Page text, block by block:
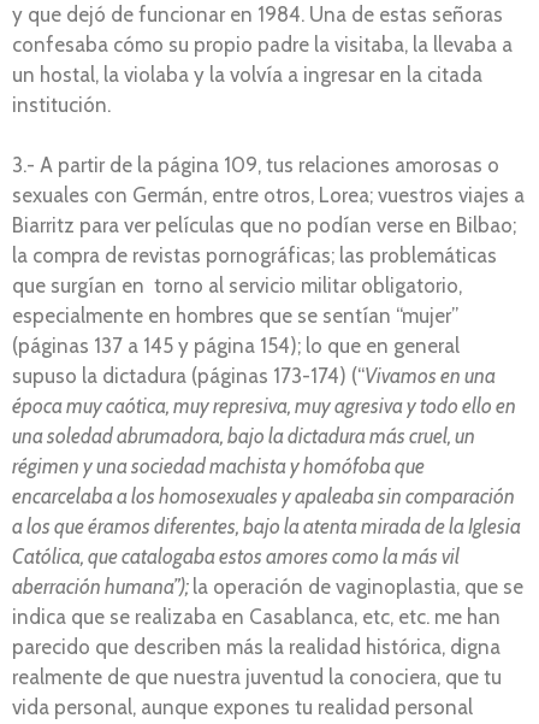
y que dejó de funcionar en 1984. Una de estas señoras
confesaba cómo su propio padre la visitaba, la llevaba a
un hostal, la violaba y la volvía a ingresar en la citada
institución.
3.- A partir de la página 109, tus relaciones amorosas o
sexuales con Germán, entre otros, Lorea; vuestros viajes a
Biarritz para ver películas que no podían verse en Bilbao;
la compra de revistas pornográficas; las problemáticas
que surgían en torno al servicio militar obligatorio,
especialmente en hombres que se sentían “mujer”
(páginas 137 a 145 y página 154); lo que en general
supuso la dictadura (páginas 173-174) (“Vivamos en una
época muy caótica, muy represiva, muy agresiva y todo ello en
una soledad abrumadora, bajo la dictadura más cruel, un
régimen y una sociedad machista y homófoba que
encarcelaba a los homosexuales y apaleaba sin comparación
a los que éramos diferentes, bajo la atenta mirada de la Iglesia
Católica, que catalogaba estos amores como la más vil
aberración humana”); la operación de vaginoplastia, que se
indica que se realizaba en Casablanca, etc, etc. me han
parecido que describen más la realidad histórica, digna
realmente de que nuestra juventud la conociera, que tu
vida personal, aunque expones tu realidad personal